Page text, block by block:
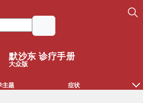
默沙东 诊疗手册
大众版
主题 症状